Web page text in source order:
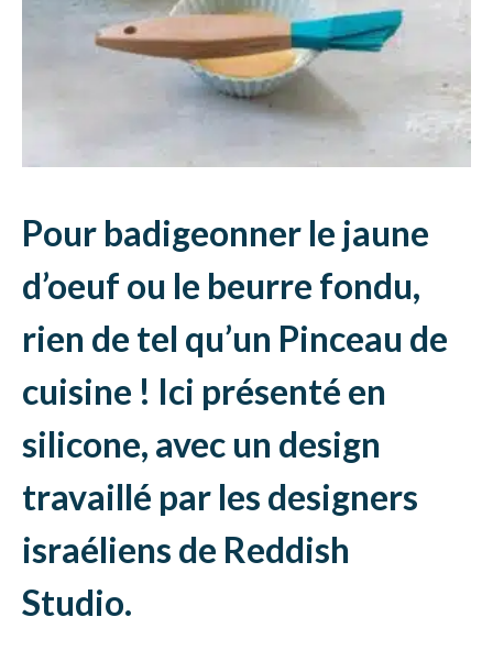
Pour badigeonner le jaune
d’oeuf ou le beurre fondu,
rien de tel qu’un Pinceau de
cuisine ! Ici présenté en
silicone, avec un design
travaillé par les designers
israéliens de Reddish
Studio.